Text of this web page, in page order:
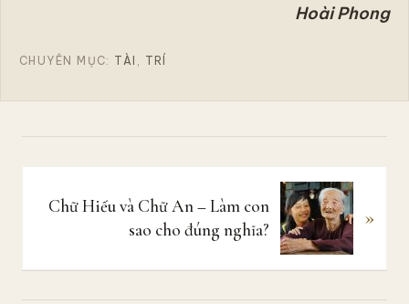
Hoài Phong
CHUYÊN MỤC: TÀI TRÍ
Chữ Hiếu và Chữ An – Làm con
sao cho đúng nghĩa?
»